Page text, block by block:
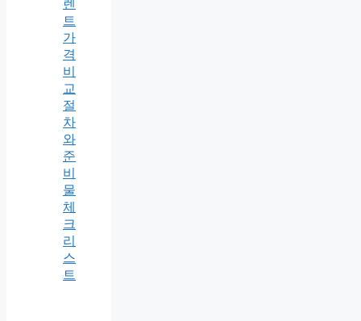
렌
트
가
격
비
교
절
차
와
준
비
물
체
크
리
스
트